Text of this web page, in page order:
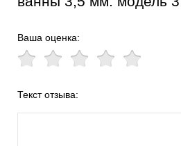
Ваша оценка:
Текст отзыва: